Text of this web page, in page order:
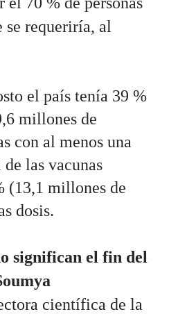
se requeriría, al
el país tenía 39 %
millones de
con al menos una
las vacunas
(13,1 millones de
dosis.
significan el fin del
científica de la